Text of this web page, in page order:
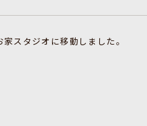
スタジオに移動しました。